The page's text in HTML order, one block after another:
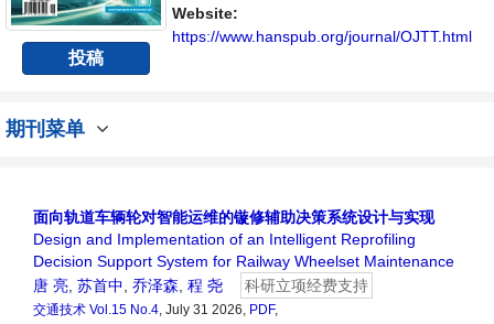
投稿
内不同方向问题与发展的交流平台。
Website:
https://www.hanspub.org/journal/OJTT.html
期刊菜单
面向轨道车辆轮对智能运维的镟修辅助决策系统设计与实现
Design and Implementation of an Intelligent Reprofiling
Decision Support System for Railway Wheelset Maintenance
唐 亮, 苏首中, 乔泽森, 程 尧 科研立项经费支持
交通技术 Vol.15 No.4, July 31 2026, PDF,